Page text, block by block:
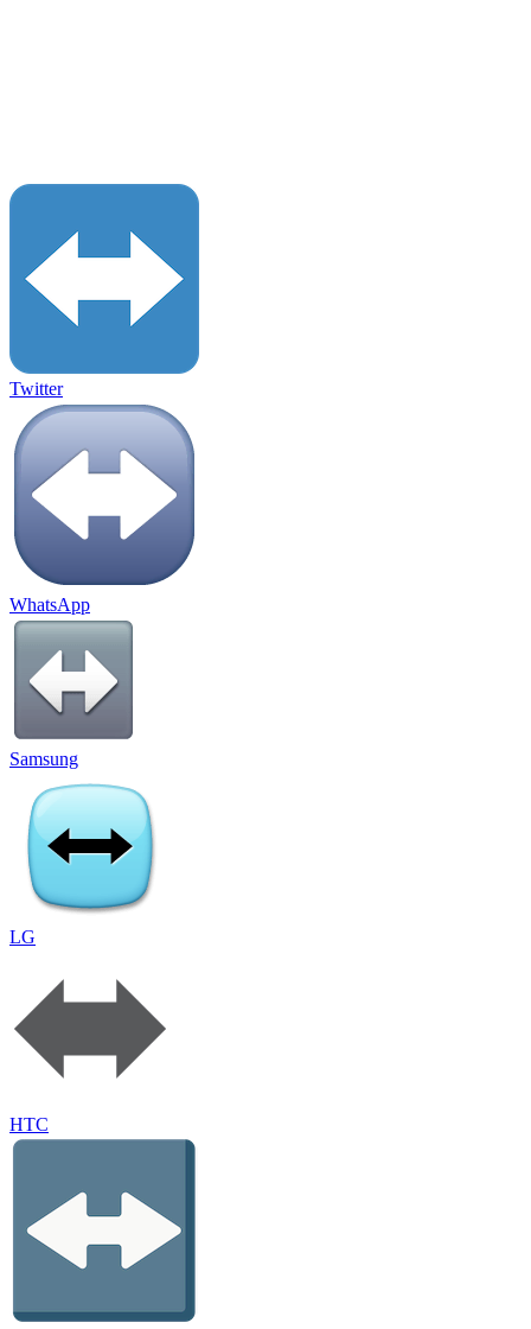
Twitter
WhatsApp
Samsung
LG
HTC